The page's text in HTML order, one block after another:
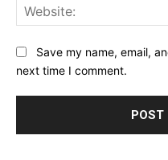
Save my name, email,
next time I comment.